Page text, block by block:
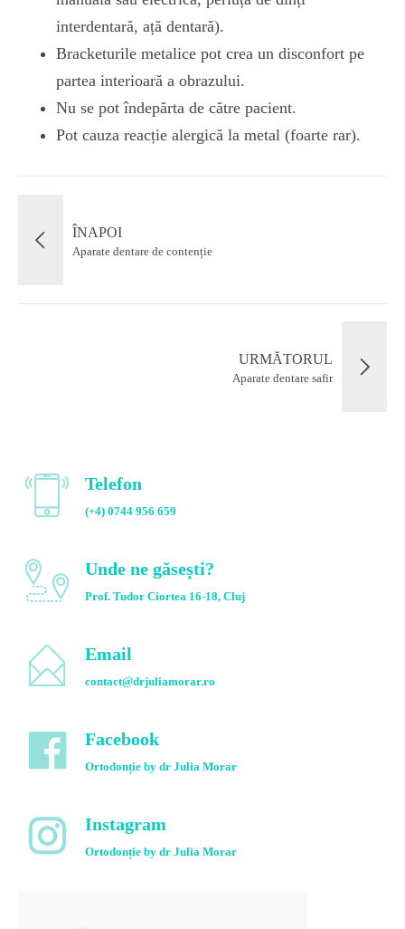
interdentară, ață dentară).
Bracketurile metalice pot crea un disconfort pe
partea interioară a obrazului.
Nu se pot îndepărta de către pacient.
Pot cauza reacție alergică la metal (foarte rar).
ÎNAPOI
Aparate dentare de contenție
URMĂTORUL
Aparate dentare safir
Telefon
(+4) 0744 956 659
Unde ne găsești?
Prof. Tudor Ciortea 16-18, Cluj
Email
contact@drjuliamorar.ro
Facebook
Ortodonție by dr Julia Morar
Instagram
Ortodonție by dr Julia Morar